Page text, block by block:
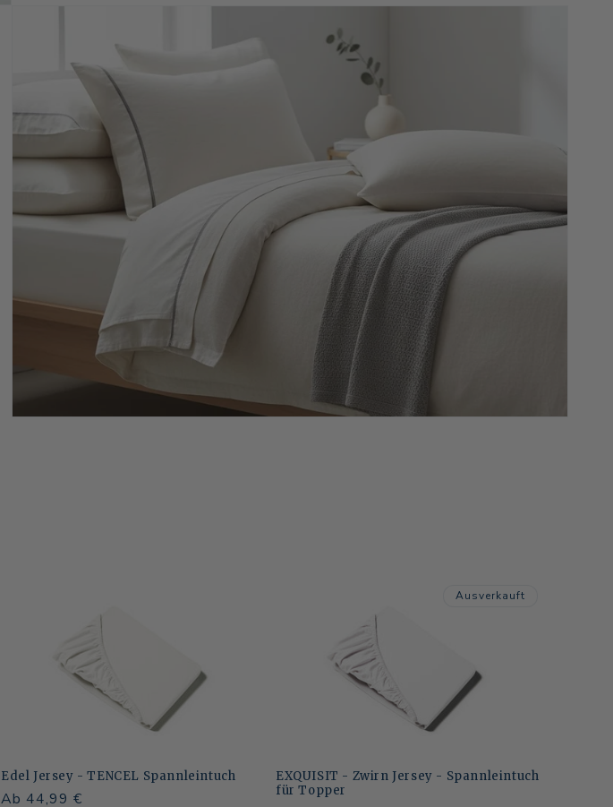
Edel Jersey - TENCEL Spannleintuch
Normaler
Ab 44,99 €
Ausverkauft
EXQUISIT - Zwirn Jersey - Spannleintuch
für Topper